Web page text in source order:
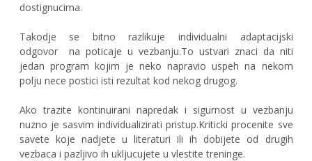
dostignucima.
Takodje se bitno razlikuje individualni adaptacijski
odgovor
na poticaje u vezbanju.To ustvari znaci da niti
jedan program kojim je neko napravio uspeh na nekom
polju nece postici isti rezultat kod nekog drugog.
Ako trazite kontinuirani napredak i sigurnost u vezbanju
nuzno je sasvim individualizirati pristup.Kriticki procenite sve
savete koje nadjete u literaturi ili ih dobijete od drugih
vezbaca i pazljivo ih ukljucujete u vlestite treninge.